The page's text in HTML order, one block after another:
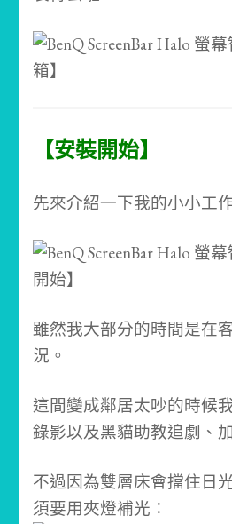
【安裝開始】
先來介紹一下我的小小工
雖然我大部分的時間是在
況。
這間變成鄰居太吵的時候
錄影以及黑貓助教追劇、
不過因為雙層床會擋住日
須要用夾燈補光：